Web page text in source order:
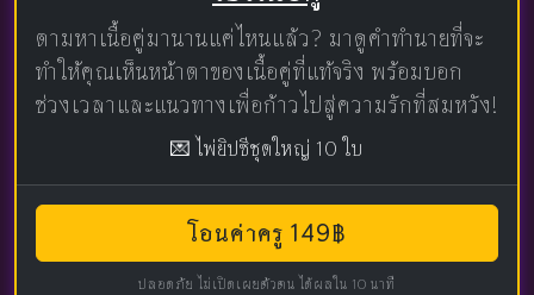
ตามหาเนื้อคู่มานานแค่ไหนแล้ว? มาดูคำทำนายที่จะ
ทำให้คุณเห็นหน้าตาของเนื้อคู่ที่แท้จริง พร้อมบอก
ช่วงเวลาและแนวทางเพื่อก้าวไปสู่ความรักที่สมหวัง!
💌 ไพ่ยิปซีชุดใหญ่ 10 ใบ
โอนค่าครู 149฿
ปลอดภัย ไม่เปิดเผยตัวตน ได้ผลใน 10 นาที